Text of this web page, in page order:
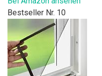
Bestseller Nr. 10